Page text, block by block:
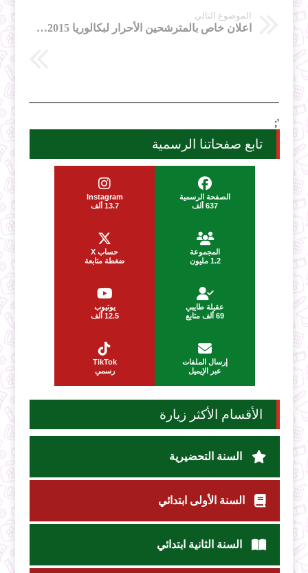
الموضوع التالي
اعلان خاص بالمترشحين الأحرار لبكالوريا 2015- المدية
';
تابع صفحاتنا الرسمية
الصفحة الرسمية
637 ألف
Instagram
13.7 ألف
المجموعة
1.2 مليون
حساب X
ضغطة متابعة
عقيلة طايبي
69 ألف متابع
يوتيوب
12.5 ألف
إرسال الملفات
عبر الإيميل
TikTok
رسمي
الأقسام الأكثر زيارة
السنة التحضيرية
السنة الأولى ابتدائي
السنة الثانية ابتدائي